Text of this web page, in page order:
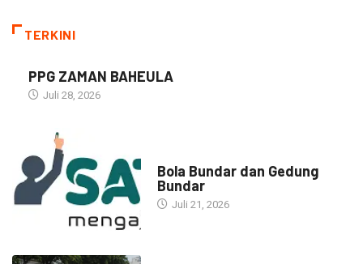
TERKINI
PPG ZAMAN BAHEULA
Juli 28, 2026
Bola Bundar dan Gedung
Bundar
Juli 21, 2026